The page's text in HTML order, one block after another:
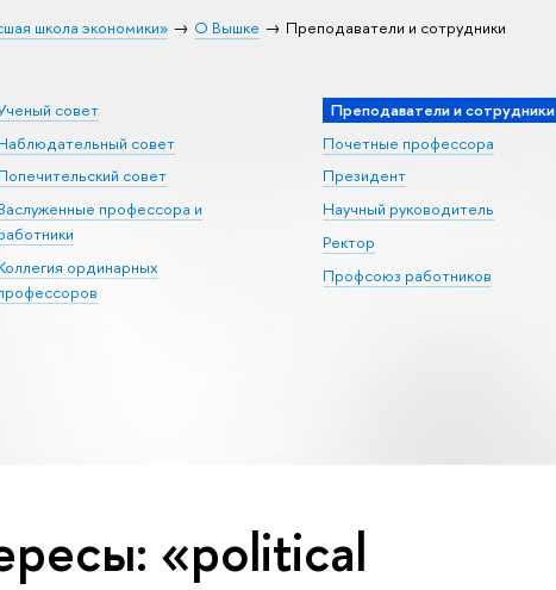
школа экономики» О Вышке Преподаватели и сотрудники
совет
совет
совет
профессора и
ординарных
Преподаватели и сотрудники
Почетные профессора
Президент
Научный руководитель
Ректор
Профсоюз работников
«political